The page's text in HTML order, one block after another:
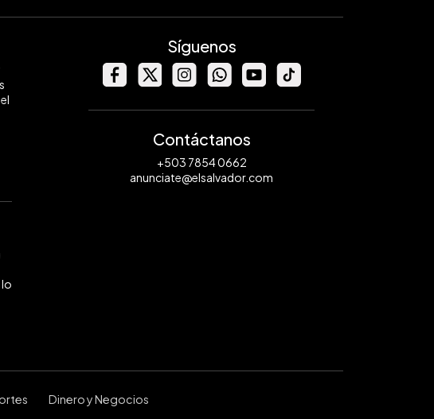
Síguenos
Contáctanos
+503 7854 0662
anunciate@elsalvador.com
Dinero y Negocios